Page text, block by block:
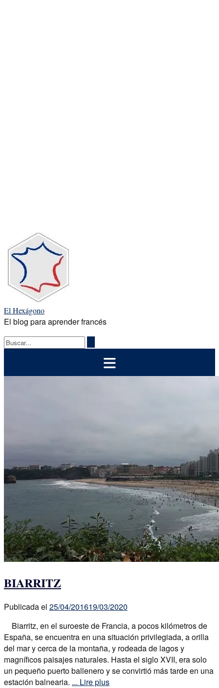
contenido
El Hexágono
El blog para aprender francés
BIARRITZ
Publicada el 25/04/201619/03/2020
Biarritz, en el suroeste de Francia, a pocos kilómetros de
España, se encuentra en una situación privilegiada, a orilla
del mar y cerca de la montaña, y rodeada de lagos y
magníficos paisajes naturales. Hasta el siglo XVII, era solo
un pequeño puerto ballenero y se convirtió más tarde en una
estación balnearia. ... Lire plus